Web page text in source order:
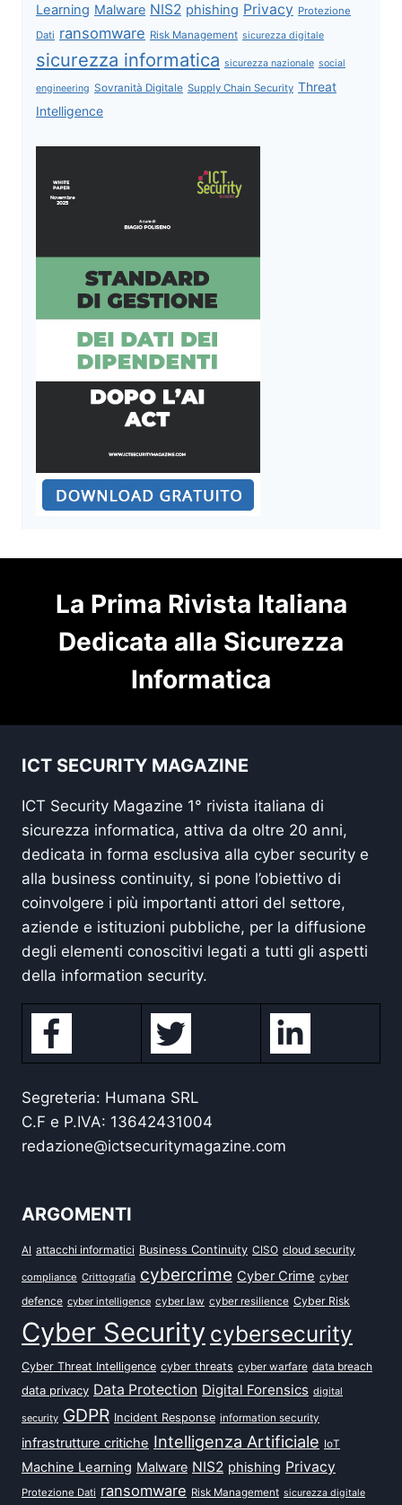
Learning Malware NIS2 phishing Privacy Protezione
Dati ransomware Risk Management sicurezza digitale
sicurezza informatica sicurezza nazionale social
engineering Sovranità Digitale Supply Chain Security Threat
Intelligence
La Prima Rivista Italiana
Dedicata alla Sicurezza
Informatica
ICT SECURITY MAGAZINE
ICT Security Magazine 1° rivista italiana di
sicurezza informatica, attiva da oltre 20 anni,
dedicata in forma esclusiva alla cyber security e
alla business continuity, si pone l’obiettivo di
coinvolgere i più importanti attori del settore,
aziende e istituzioni pubbliche, per la diffusione
degli elementi conoscitivi legati a tutti gli aspetti
della information security.
Segreteria: Humana SRL
C.F e P.IVA: 13642431004
redazione@ictsecuritymagazine.com
ARGOMENTI
AI attacchi informatici Business Continuity CISO cloud security
compliance Crittografia cybercrime Cyber Crime cyber
defence cyber intelligence cyber law cyber resilience Cyber Risk
Cyber Security cybersecurity
Cyber Threat Intelligence cyber threats cyber warfare data breach
data privacy Data Protection Digital Forensics digital
security GDPR Incident Response information security
infrastrutture critiche Intelligenza Artificiale IoT
Machine Learning Malware NIS2 phishing Privacy
Protezione Dati ransomware Risk Management sicurezza digitale